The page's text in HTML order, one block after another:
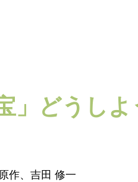
」どうし
作、吉田 修一